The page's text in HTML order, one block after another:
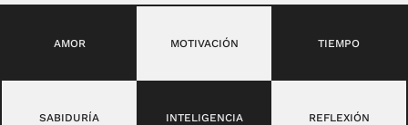
AMOR MOTIVACIÓN TIEMPO
SABIDURÍA INTELIGENCIA REFLEXIÓN